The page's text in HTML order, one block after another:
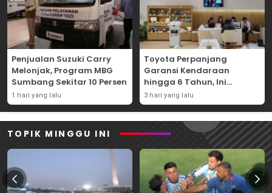
Penjualan Suzuki Carry
Melonjak, Program MBG
Sumbang Sekitar 10 Persen
1 hari yang lalu
Toyota Perpanjang
Garansi Kendaraan
hingga 6 Tahun, Ini
Syaratnya
3 hari yang lalu
TOPIK MINGGU INI